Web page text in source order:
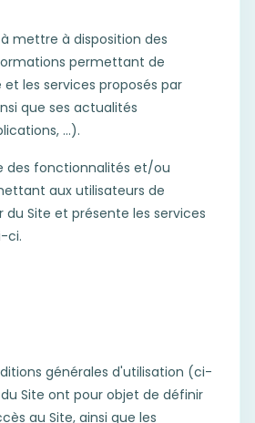
mettre à disposition des
permettant de
les services proposés par
que ses actualités
…).
des fonctionnalités et/ou
aux utilisateurs de
Site et présente les services
ci.
générales d'utilisation (ci-
du Site ont pour objet de définir
au Site, ainsi que les